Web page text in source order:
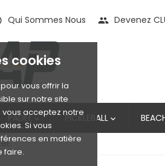
cookies
vous offrir la
sur notre site
vous acceptez notre
Si vous
en matière
faire.
Qui Sommes Nous people Devenez
PADEL PICKLEBALL 